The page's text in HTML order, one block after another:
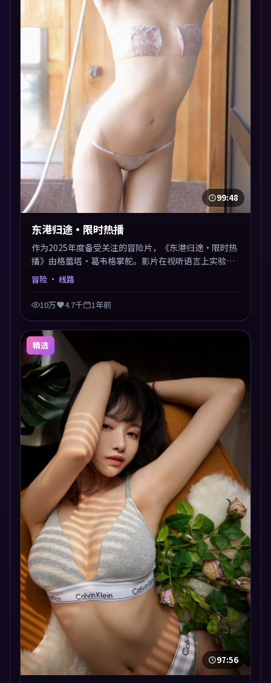
99:48
东港归途·限时热播
作为2025年度备受关注的冒险片，《东港归途·限时热
播》由格蕾塔·葛韦格掌舵。影片在视听语言上实验性
与可看性兼顾，人物关系错综复杂，后劲十足。美术与
服化还原年代质感，细节经得起暂停回看。
冒险 · 线路
10万 4.7千 1年前
精选
97:56